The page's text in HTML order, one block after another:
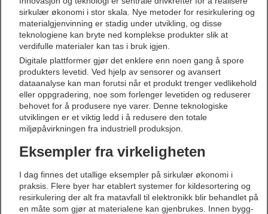
sirkulær økonomi i stor skala. Nye metoder for resirkulering og
materialgjenvinning er stadig under utvikling, og disse
teknologiene kan bryte ned komplekse produkter slik at
verdifulle materialer kan tas i bruk igjen.
Digitale plattformer gjør det enklere enn noen gang å spore
produkters levetid. Ved hjelp av sensorer og avansert
dataanalyse kan man forutsi når et produkt trenger vedlikehold
eller oppgradering, noe som forlenger levetiden og reduserer
behovet for å produsere nye varer. Denne teknologiske
utviklingen er et viktig ledd i å redusere den totale
miljøpåvirkningen fra industriell produksjon.
Eksempler fra virkeligheten
I dag finnes det utallige eksempler på sirkulær økonomi i
praksis. Flere byer har etablert systemer for kildesortering og
resirkulering der alt fra matavfall til elektronikk blir behandlet på
en måte som gjør at materialene kan gjenbrukes. Innen bygg-